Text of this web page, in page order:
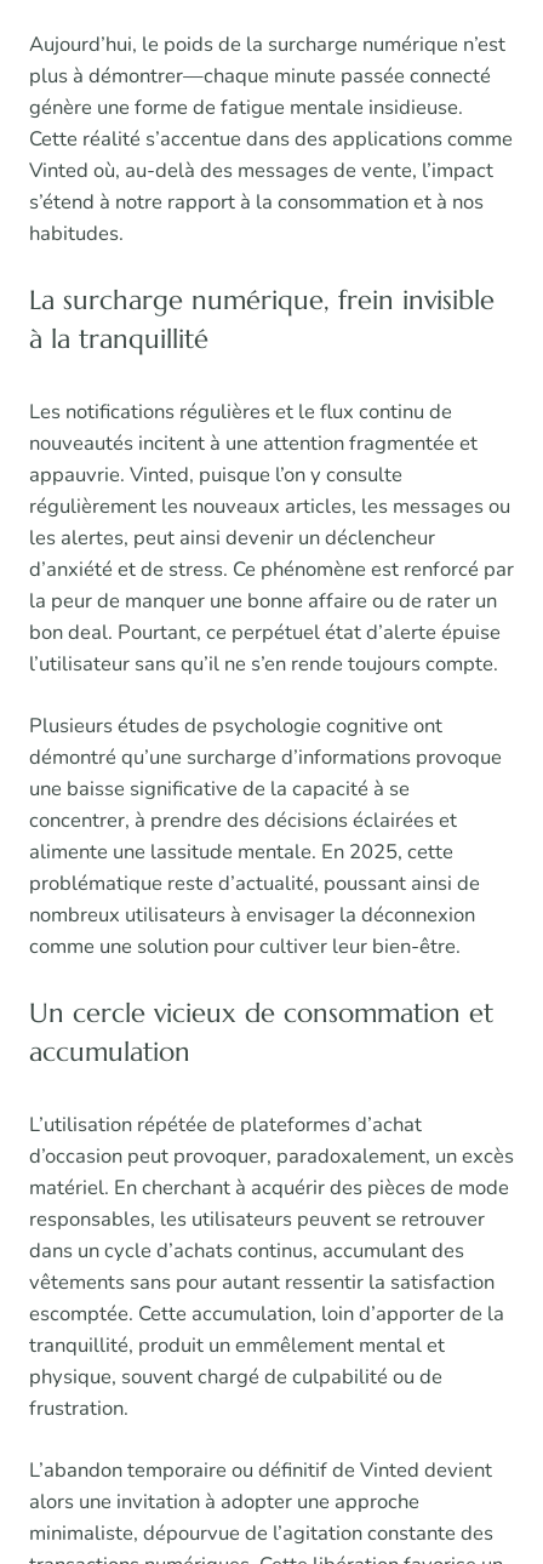
Aujourd’hui, le poids de la surcharge numérique n’est
plus à démontrer—chaque minute passée connecté
génère une forme de fatigue mentale insidieuse.
Cette réalité s’accentue dans des applications comme
Vinted où, au-delà des messages de vente, l’impact
s’étend à notre rapport à la consommation et à nos
habitudes.
La surcharge numérique, frein invisible
à la tranquillité
Les notifications régulières et le flux continu de
nouveautés incitent à une attention fragmentée et
appauvrie. Vinted, puisque l’on y consulte
régulièrement les nouveaux articles, les messages ou
les alertes, peut ainsi devenir un déclencheur
d’anxiété et de stress. Ce phénomène est renforcé par
la peur de manquer une bonne affaire ou de rater un
bon deal. Pourtant, ce perpétuel état d’alerte épuise
l’utilisateur sans qu’il ne s’en rende toujours compte.
Plusieurs études de psychologie cognitive ont
démontré qu’une surcharge d’informations provoque
une baisse significative de la capacité à se
concentrer, à prendre des décisions éclairées et
alimente une lassitude mentale. En 2025, cette
problématique reste d’actualité, poussant ainsi de
nombreux utilisateurs à envisager la déconnexion
comme une solution pour cultiver leur bien-être.
Un cercle vicieux de consommation et
accumulation
L’utilisation répétée de plateformes d’achat
d’occasion peut provoquer, paradoxalement, un excès
matériel. En cherchant à acquérir des pièces de mode
responsables, les utilisateurs peuvent se retrouver
dans un cycle d’achats continus, accumulant des
vêtements sans pour autant ressentir la satisfaction
escomptée. Cette accumulation, loin d’apporter de la
tranquillité, produit un emmêlement mental et
physique, souvent chargé de culpabilité ou de
frustration.
L’abandon temporaire ou définitif de Vinted devient
alors une invitation à adopter une approche
minimaliste, dépourvue de l’agitation constante des